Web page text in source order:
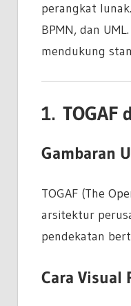
perangkat
BPMN, dan
mendukung
1. TOGAF
Gambaran
TOGAF (The
arsitektur
pendekatan
Cara Visual